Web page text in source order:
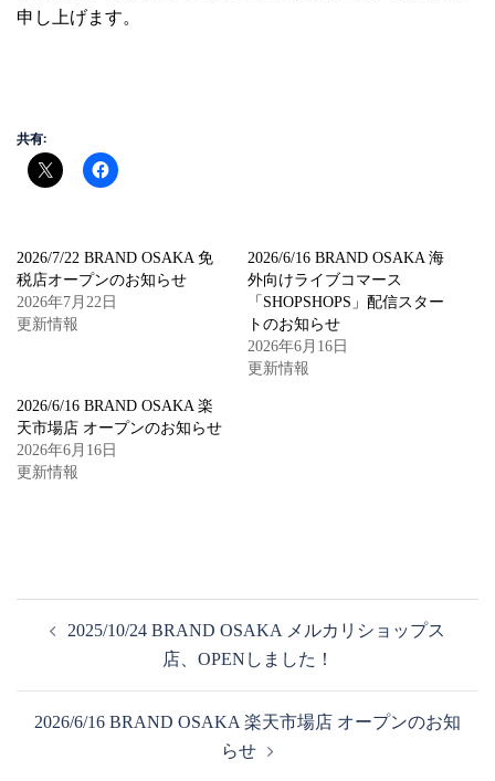
申し上げます。
共有:
2026/7/22 BRAND OSAKA 免
税店オープンのお知らせ
2026年7月22日
更新情報
2026/6/16 BRAND OSAKA 海
外向けライブコマース
「SHOPSHOPS」配信スター
トのお知らせ
2026年6月16日
更新情報
2026/6/16 BRAND OSAKA 楽
天市場店 オープンのお知らせ
2026年6月16日
更新情報
投
ビ
ゲ
2025/10/24 BRAND OSAKA メルカリショップス
店、OPENしました！
2026/6/16 BRAND OSAKA 楽天市場店 オープンのお知
らせ